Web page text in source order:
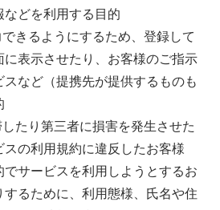
どを利用する目的
きるようにするため、登録して
表示させたり、お客様のご指示
など（提携先が提供するものも
たり第三者に損害を発生させた
スの利用規約に違反したお客様
サービスを利用しようとするお
るために、利用態様、氏名や住